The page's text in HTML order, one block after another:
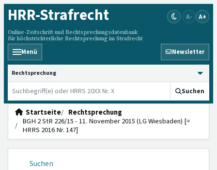
HRR-Strafrecht
Online-Zeitschrift und Rechtsprechungsdatenbank
für höchstrichterliche Rechtsprechung im Strafrecht
A- A+
Menü Newsletter
HRRS durchsuchen
Suchen
Startseite
Rechtsprechung
BGH 2 StR 226/15 - 11. November 2015 (LG Wiesbaden) [=
HRRS 2016 Nr. 147]
Suchen